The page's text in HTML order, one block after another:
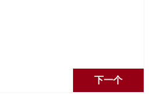
下一个